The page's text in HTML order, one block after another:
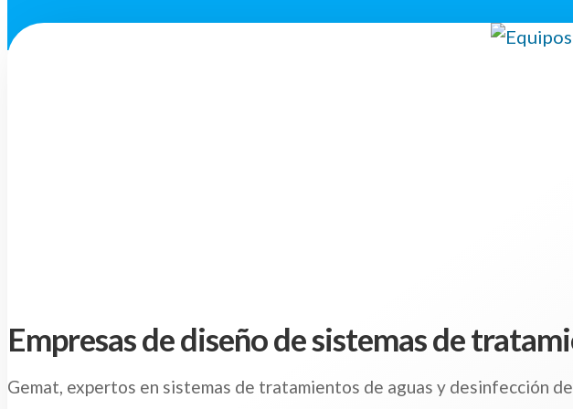
Empresas de diseño de sistemas de
Gemat, expertos en sistemas de tratamientos de aguas y desinfección